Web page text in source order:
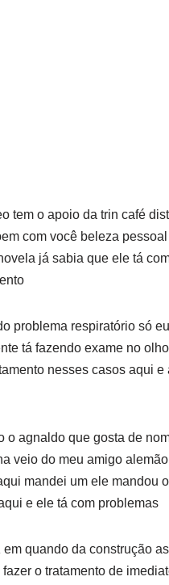
tem o apoio da trin café
com você beleza
já sabia que ele tá
problema respiratório só
tá fazendo exame no
nesses casos aqui
agnaldo que gosta de
veio do meu amigo
mandei um ele mandou
e ele tá com problemas
quando da construção
o tratamento de